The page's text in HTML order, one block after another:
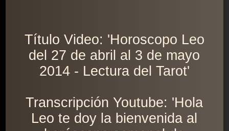
Título Video: 'Horoscopo Leo
del 27 de abril al 3 de mayo
2014 - Lectura del Tarot'
Transcripción Youtube: 'Hola
Leo te doy la bienvenida al